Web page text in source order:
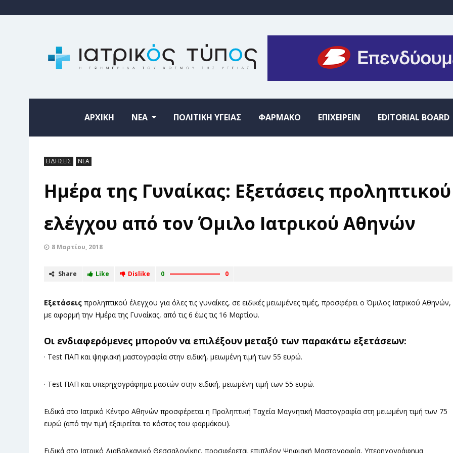
ΑΡΧΙΚΗ ΝΕΑ ΠΟΛΙΤΙΚΗ ΥΓΕΙΑΣ ΦΑΡΜΑΚΟ ΕΠΙΧΕΙΡΕΙΝ EDITORIAL BOARD
ΕΙΔΗΣΕΙΣ ΝΕΑ
Ημέρα της Γυναίκας: Εξετάσεις προληπτικού
ελέγχου από τον Όμιλο Ιατρικού Αθηνών
8 Μαρτίου, 2018
Share Like Dislike 0 0
Εξετάσεις προληπτικού έλεγχου για όλες τις γυναίκες, σε ειδικές μειωμένες τιμές, προσφέρει ο Όμιλος Ιατρικού Αθηνών,
με αφορμή την Ημέρα της Γυναίκας, από τις 6 έως τις 16 Μαρτίου.
Οι ενδιαφερόμενες μπορούν να επιλέξουν μεταξύ των παρακάτω εξετάσεων:
· Test ΠΑΠ και ψηφιακή μαστογραφία στην ειδική, μειωμένη τιμή των 55 ευρώ.
· Test ΠΑΠ και υπερηχογράφημα μαστών στην ειδική, μειωμένη τιμή των 55 ευρώ.
Ειδικά στο Ιατρικό Κέντρο Αθηνών προσφέρεται η Προληπτική Ταχεία Μαγνητική Μαστογραφία στη μειωμένη τιμή των 75
ευρώ (από την τιμή εξαιρείται το κόστος του φαρμάκου).
Ειδικά στο Ιατρικό Διαβαλκανικό Θεσσαλονίκης, προσφέρεται επιπλέον Ψηφιακή Μαστογραφία, Υπερηχογράφημα